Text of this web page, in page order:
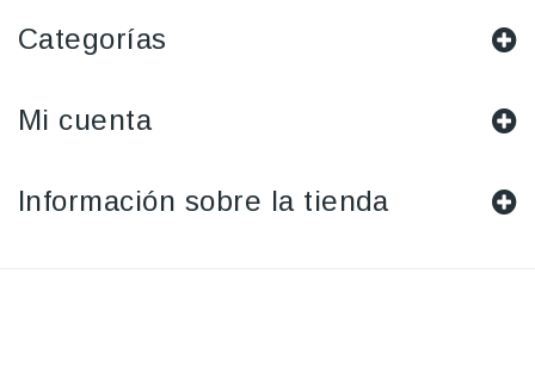
Categorías
Mi cuenta
Información sobre la tienda